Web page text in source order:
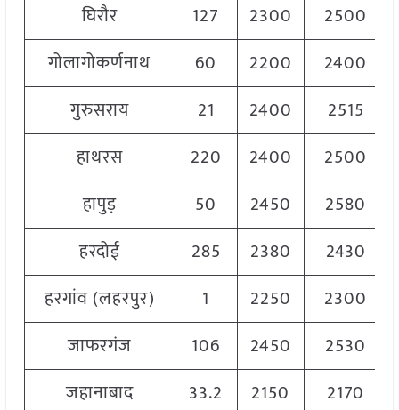
घिरौर
127 2300 2500
गोलागोकर्णनाथ
60 2200 2400
गुरुसराय
21 2400 2515
हाथरस
220 2400 2500
हापुड़
50 2450 2580
हरदोई
285 2380 2430
हरगांव (लहरपुर)
1 2250 2300
जाफरगंज
106 2450 2530
जहानाबाद
33.2 2150
2170